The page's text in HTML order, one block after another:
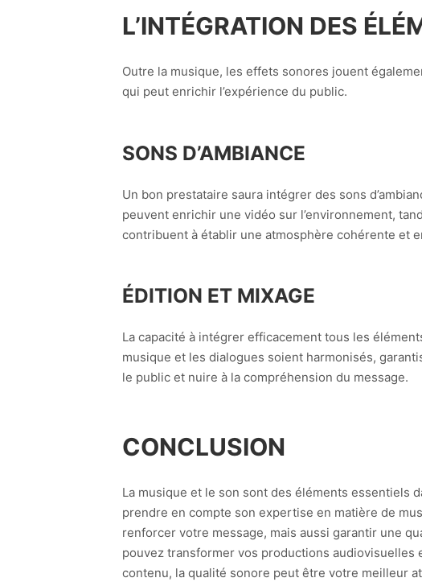
L’INTÉGRATION DES
Outre la musique, les effets sonores jouent
qui peut enrichir l’expérience du public.
SONS D’AMBIANCE
Un bon prestataire saura intégrer des sons
peuvent enrichir une vidéo sur l’environnement,
contribuent à établir une atmosphère cohérente et
ÉDITION ET MIXAGE
La capacité à intégrer efficacement tous les
musique et les dialogues soient harmonisés,
le public et nuire à la compréhension du message.
CONCLUSION
La musique et le son sont des éléments essentiels
prendre en compte son expertise en matière de
renforcer votre message, mais aussi garantir une
pouvez transformer vos productions
contenu, la qualité sonore peut être votre meilleur